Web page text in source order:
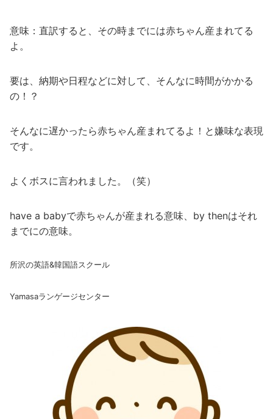
意味：直訳すると、その時までには赤ちゃん産まれてる
よ。
要は、納期や日程などに対して、そんなに時間がかかる
の！？
そんなに遅かったら赤ちゃん産まれてるよ！と嫌味な表現
です。
よくボスに言われました。（笑）
have a babyで赤ちゃんが産まれる意味、by thenはそれ
までにの意味。
所沢の英語&韓国語スクール
Yamasaランゲージセンター